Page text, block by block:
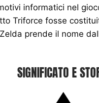
informatici nel
Triforce fosse
prende il nome
SIGNIFICATO E